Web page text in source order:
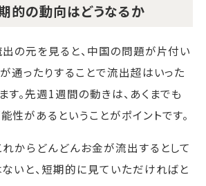
的の動向はどうなるか
出の元を見ると、中国の問題が片付い
が通ったりすることで流出超はいった
す。先週1週間の動きは、あくまでも
性があるということがポイントです。
れからどんどんお金が流出するとして
ないと、短期的に見ていただければと